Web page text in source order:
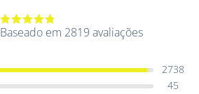
Avaliação
Baseado em 2819 avaliações
2738
45